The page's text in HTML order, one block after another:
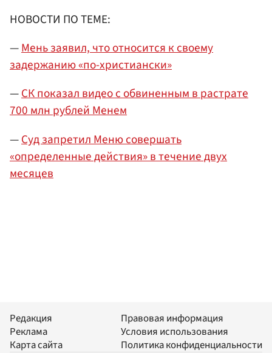
НОВОСТИ ПО ТЕМЕ:
—Мень заявил, что относится к своему
задержанию «по-христиански»
—СК показал видео с обвиненным в растрате
700 млн рублей Менем
—Суд запретил Меню совершать
«определенные действия» в течение двух
месяцев
Редакция
Реклама
Карта сайта
Правовая информация
Условия использования
Политика конфиденциальности